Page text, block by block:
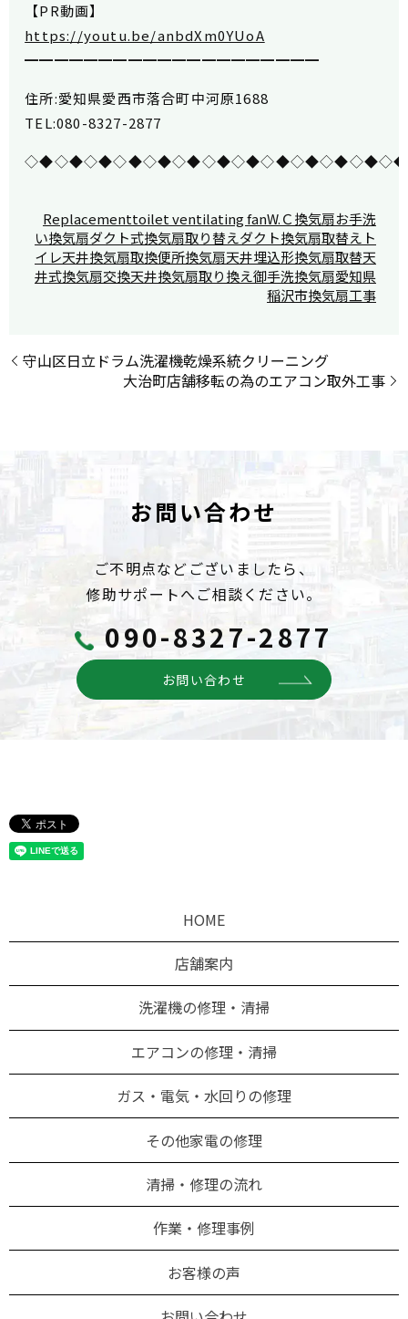
【PR動画】
https://youtu.be/anbdXm0YUoA
━━━━━━━━━━━━━━━━━━━━
住所:愛知県愛西市落合町中河原1688
TEL:080-8327-2877
Replacementtoilet ventilating fanW.Ｃ換気扇お手洗
い換気扇ダクト式換気扇取り替えダクト換気扇取替え ト
イレ天井換気扇取換便所換気扇天井埋込形換気扇取替天
井式換気扇交換天井換気扇取り換え御手洗換気扇愛知県
稲沢市換気扇工事
守山区日立ドラム洗濯機乾燥系統クリーニング
大治町店舗移転の為のエアコン取外工事
お問い合わせ
ご不明点などございましたら、
修助サポートへご相談ください。
090-8327-2877
お問い合わせ
HOME
店舗案内
洗濯機の修理・清掃
エアコンの修理・清掃
ガス・電気・水回りの修理
その他家電の修理
清掃・修理の流れ
作業・修理事例
お客様の声